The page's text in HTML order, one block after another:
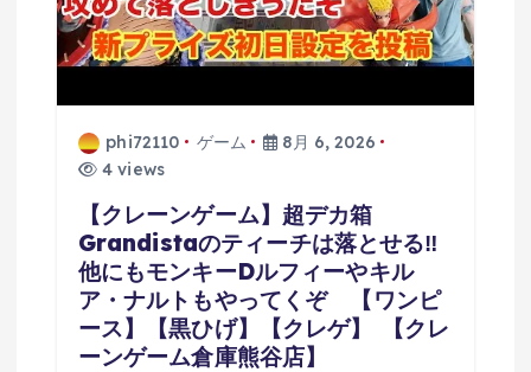
phi72110 ゲーム
8月 6, 2026
4 views
【クレーンゲーム】超デカ箱
Grandistaのティーチは落とせる‼︎
他にもモンキーDルフィーやキル
ア・ナルトもやってくぞ 【ワンピ
ース】【黒ひげ】【クレゲ】 【クレ
ーンゲーム倉庫熊谷店】